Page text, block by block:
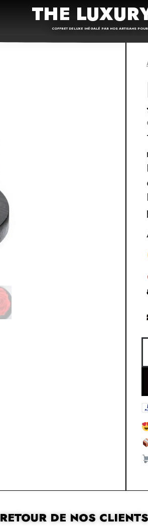
THE
COFFRET DELUXE INÉGALÉ PAR NOS ARTISANS
RETOUR DE NOS